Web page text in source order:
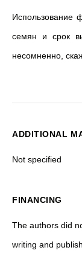
Использование
семян и срок
несомненно,
ADDITIONAL
Not specified
FINANCING
The authors did
writing and